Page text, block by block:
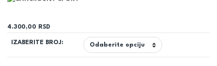
4.300,00 RSD
IZABERITE BROJ: